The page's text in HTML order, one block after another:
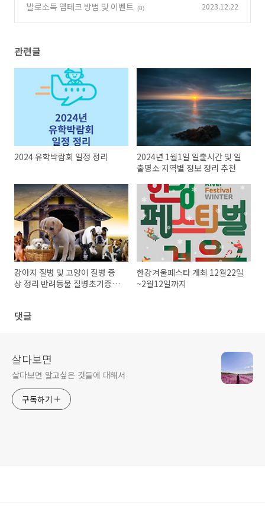
(6)
발로소득 앱테크 방법 및 이벤트 (8) 2023.12.22
관련글
2024 유학박람회 일정 정리
2024년 1월1일 일출시간 및 일
출명소 지역별 정보 정리 추천
강아지 질병 및 고양이 질병 증
상 정리 반려동물 질병초기증상
한강겨울페스타 개최 12월22일
~2월12일까지
댓글
살다보면
살다보면 알고싶은 것들에 대해서
구독하기